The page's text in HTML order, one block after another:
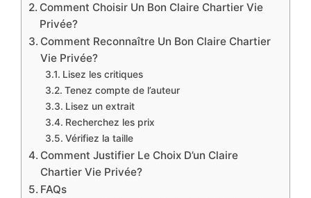
Comment Choisir Un Bon Claire Chartier Vie
Privée?
Comment Reconnaître Un Bon Claire Chartier
Vie Privée?
Lisez les critiques
Tenez compte de l’auteur
Lisez un extrait
Recherchez les prix
Vérifiez la taille
Comment Justifier Le Choix D’un Claire
Chartier Vie Privée?
FAQs